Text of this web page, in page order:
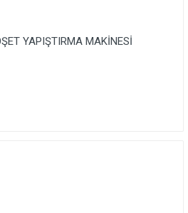
YAPIŞTIRMA MAKİNESİ